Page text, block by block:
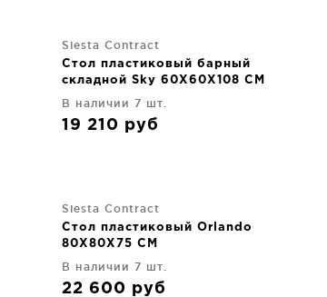
Siesta Contract
Стол пластиковый барный
складной Sky 60X60X108 CM
В наличии 7 шт.
19 210 руб
Siesta Contract
Стол пластиковый Orlando
80X80X75 CM
В наличии 7 шт.
22 600 руб